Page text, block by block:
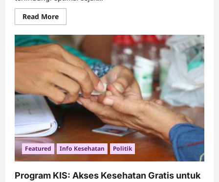
Read MoreRead
more
Panduan
Lengkap
Jadwal
Imunisasi
Anak
Indonesia
Featured Info Kesehatan Politik
Program KIS: Akses Kesehatan Gratis untuk